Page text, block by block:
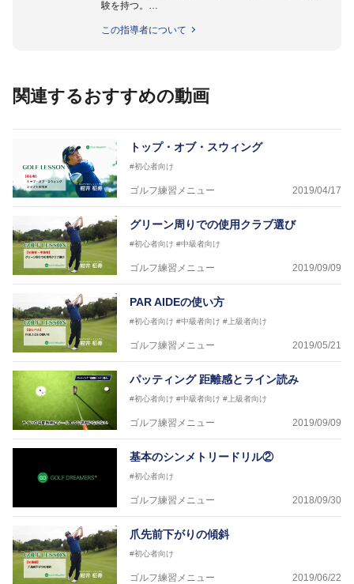
験を持つ。
考え、個別に適合する本質を 効率的に理論立てなが
この指導者について
関連するおすすめの動画
トップ・オブ・スウィング
#初心者向け
ゴルフ練習メニュー 2019/04/17
グリーン周りでの使用クラブ選び
#初心者向け #中級者向け
ゴルフ練習メニュー 2019/09/09
PAR AIDEの使い方
#初心者向け #中級者向け #上級者向け
ゴルフ練習メニュー 2019/05/21
パッティング 距離感とライン読み
#初心者向け #中級者向け #上級者向け
ゴルフ練習メニュー 2019/09/09
基本のシンメトリードリル②
#初心者向け
ゴルフ練習メニュー 2018/09/30
爪先前下がりの傾斜
#初心者向け
ゴルフ練習メニュー 2019/06/22